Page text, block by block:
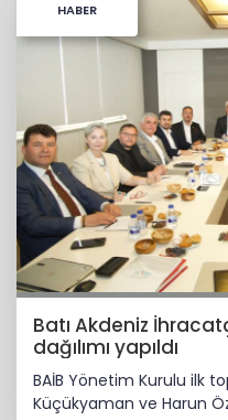
HABER
Batı Akdeniz
dağılımı yapıldı
BAİB Yönetim Kurulu ilk
Küçükyaman ve Harun